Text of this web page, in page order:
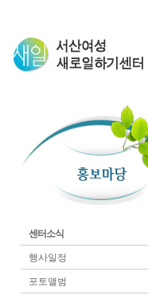
센터소식
행사일정
포토앨범